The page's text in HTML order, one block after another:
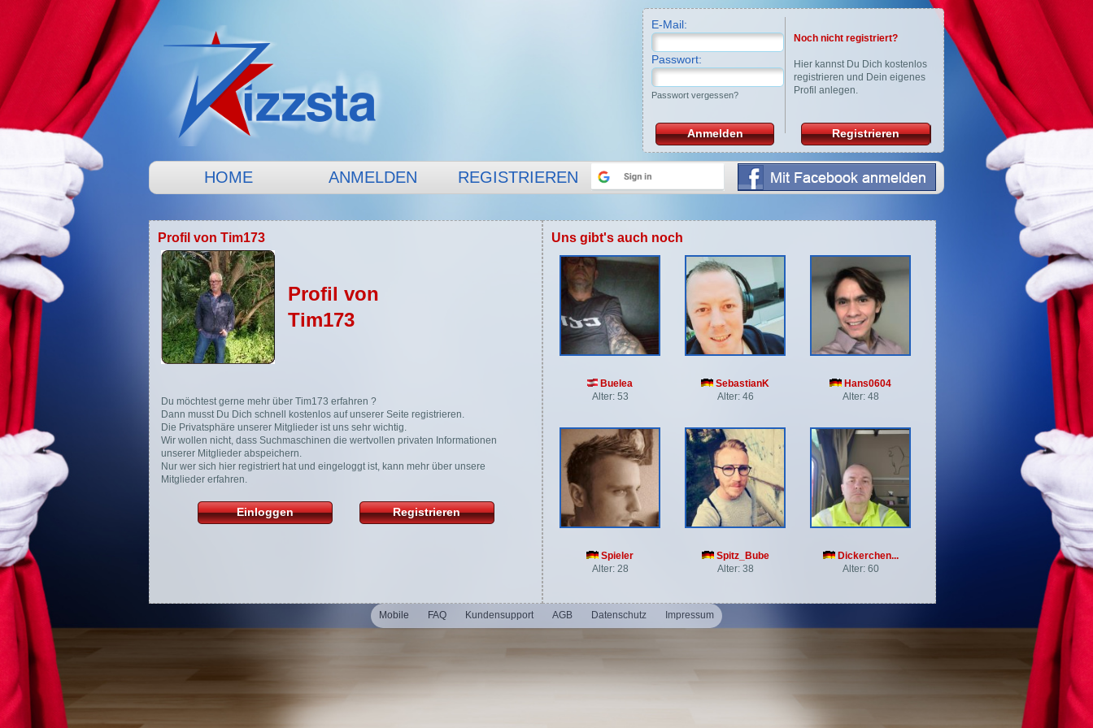
E-Mail:
Passwort:
Passwort vergessen?
Anmelden
Noch nicht registriert?
Hier kannst Du Dich kostenlos
registrieren und Dein eigenes
Profil anlegen.
Registrieren
HOME ANMELDEN REGISTRIEREN
Profil von Tim173
Profil von
Tim173
Du möchtest gerne mehr über Tim173 erfahren ?
Dann musst Du Dich schnell kostenlos auf unserer Seite registrieren.
Die Privatsphäre unserer Mitglieder ist uns sehr wichtig.
Wir wollen nicht, dass Suchmaschinen die wertvollen privaten Informationen
unserer Mitglieder abspeichern.
Nur wer sich hier registriert hat und eingeloggt ist, kann mehr über unsere
Mitglieder erfahren.
Einloggen Registrieren
Uns gibt's auch noch
Buelea
Alter: 53
SebastianK
Alter: 46
Hans0604
Alter: 48
Spieler
Alter: 28
Spitz_Bube
Alter: 38
Dickerchen...
Alter: 60
Mobile FAQ Kundensupport AGB Datenschutz Impressum